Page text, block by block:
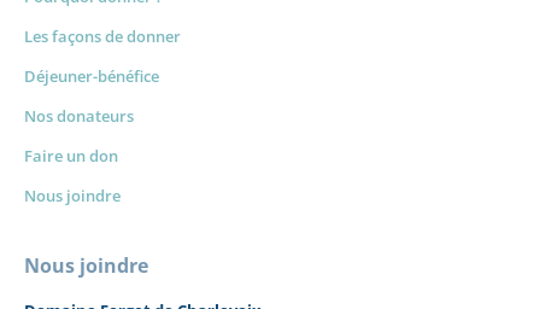
Nous joindre
Les façons de donner
Déjeuner-bénéfice
Nos donateurs
Faire un don
Nous joindre